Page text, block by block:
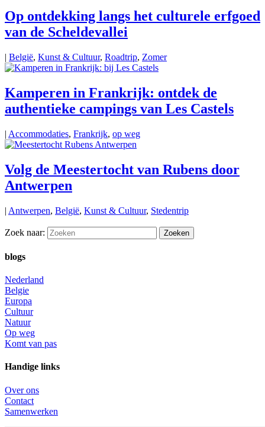
Op ontdekking langs het culturele erfgoed
van de Scheldevallei
| België, Kunst & Cultuur, Roadtrip, Zomer
Kamperen in Frankrijk: ontdek de
authentieke campings van Les Castels
| Accommodaties, Frankrijk, op weg
Volg de Meestertocht van Rubens door
Antwerpen
| Antwerpen, België, Kunst & Cultuur, Stedentrip
Zoek naar:
blogs
Nederland
Belgie
Europa
Cultuur
Natuur
Op weg
Komt van pas
Handige links
Over ons
Contact
Samenwerken